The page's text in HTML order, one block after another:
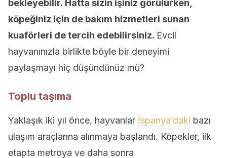
bekleyebilir. Hatta sizin işiniz görülürken,
köpeğiniz için de bakım hizmetleri sunan
kuaförleri de tercih edebilirsiniz. Evcil
hayvanınızla birlikte böyle bir deneyimi
paylaşmayı hiç düşündünüz mü?
Toplu taşıma
Yaklaşık iki yıl önce, hayvanlar İspanya’daki bazı
ulaşım araçlarına alınmaya başlandı. Köpekler, ilk
etapta metroya ve daha sonra